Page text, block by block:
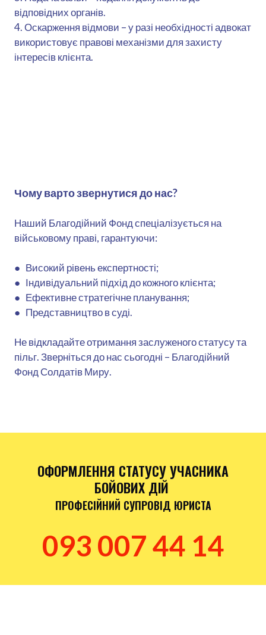
відповідних органів.
4. Оскарження відмови – у разі необхідності адвокат
використовує правові механізми для захисту
інтересів клієнта.
Чому варто звернутися до нас?
Наший Благодійний Фонд спеціалізується на
військовому праві, гарантуючи:
● Високий рівень експертності;
● Індивідуальний підхід до кожного клієнта;
● Ефективне стратегічне планування;
● Представництво в суді.
Не відкладайте отримання заслуженого статусу та
пільг. Зверніться до нас сьогодні – Благодійний
Фонд Солдатів Миру.
ОФОРМЛЕННЯ СТАТУСУ УЧАСНИКА
БОЙОВИХ ДІЙ
ПРОФЕСІЙНИЙ СУПРОВІД ЮРИСТА
093 007 44 14